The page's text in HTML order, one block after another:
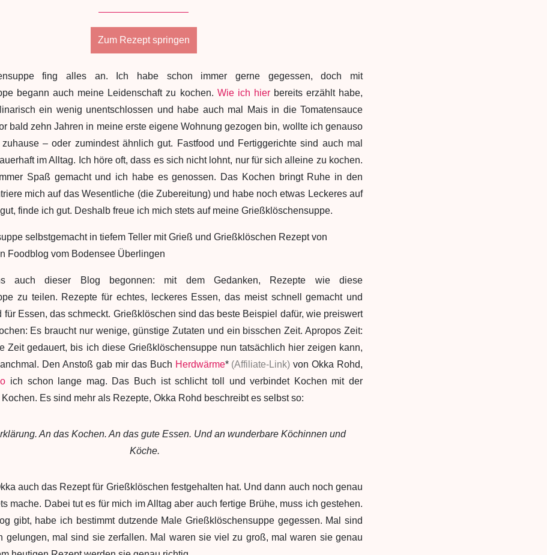
Zum Rezept springen
fing alles an. Ich habe schon immer gerne gegessen, doch mit
begann auch meine Leidenschaft zu kochen. Wie ich hierbereits erzählt habe,
ein wenig unentschlossen und habe auch mal Mais in die Tomatensauce
bald zehn Jahren in meine erste eigene Wohnung gezogen bin, wollte ich genauso
– oder zumindest ähnlich gut. Fastfood und Fertiggerichte sind auch mal
im Alltag. Ich höre oft, dass es sich nicht lohnt, nur für sich alleine zu kochen.
Spaß gemacht und ich habe es genossen. Das Kochen bringt Ruhe in den
mich auf das Wesentliche (die Zubereitung) und habe noch etwas Leckeres auf
finde ich gut. Deshalb freue ich mich stets auf meine Grießklöschensuppe.
auch dieser Blog begonnen: mit dem Gedanken, Rezepte wie diese
zu teilen. Rezepte für echtes, leckeres Essen, das meist schnell gemacht und
für Essen, das schmeckt. Grießklöschen sind das beste Beispiel dafür, wie preiswert
Es braucht nur wenige, günstige Zutaten und ein bisschen Zeit. Apropos Zeit:
Zeit gedauert, bis ich diese Grießklöschensuppe nun tatsächlich hier zeigen kann,
Den Anstoß gab mir das Buch Herdwärme* (Affiliate-Link) von Okka Rohd,
ich schon lange mag. Das Buch ist schlicht toll und verbindet Kochen mit der
Es sind mehr als Rezepte, Okka Rohd beschreibt es selbst so:
An das Kochen. An das gute Essen. Und an wunderbare Köchinnen und
Köche.
auch das Rezept für Grießklöschen festgehalten hat. Und dann auch noch genau
mache. Dabei tut es für mich im Alltag aber auch fertige Brühe, muss ich gestehen.
gibt, habe ich bestimmt dutzende Male Grießklöschensuppe gegessen. Mal sind
gelungen, mal sind sie zerfallen. Mal waren sie viel zu groß, mal waren sie genau